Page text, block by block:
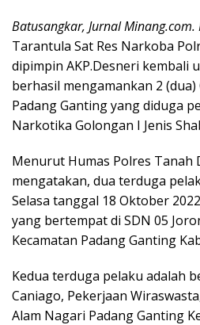
Batusangkar, Jurnal Minang.com.
Tarantula Sat Res Narkoba
dipimpin AKP.Desneri kembali
berhasil mengamankan 2
Padang Ganting yang diduga
Narkotika Golongan I Jenis
Menurut Humas Polres Tanah
mengatakan, dua terduga
Selasa tanggal 18 Oktober
yang bertempat di SDN 05
Kecamatan Padang Ganting
Kedua terduga pelaku adalah
Caniago, Pekerjaan
Alam Nagari Padang Ganting